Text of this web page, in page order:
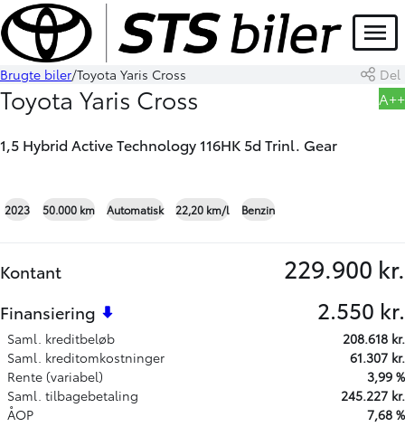
Menu
Book prøvetur
Brugte biler Toyota Yaris Cross Del
Toyota Yaris Cross
1,5 Hybrid Active Technology 116HK 5d Trinl. Gear
A++
2023 50.000 km Automatisk 22,20 km/l Benzin
Kontant 229.900 kr.
Finansiering 2.550 kr.
Saml. kreditbeløb
208.618 kr.
Saml. kreditomkostninger
61.307 kr.
Rente (variabel)
3,99 %
Saml. tilbagebetaling
245.227 kr.
ÅOP
7,68 %